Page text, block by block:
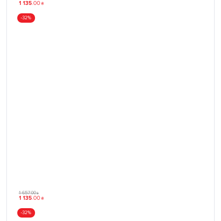
1 135.00 ₴
-32%
1 657.00 ₴
1 135.00 ₴
-32%